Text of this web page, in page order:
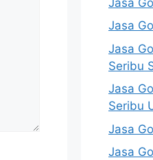
Jasa
Jasa
Seribu
Jasa
Seribu
Jasa
Jasa